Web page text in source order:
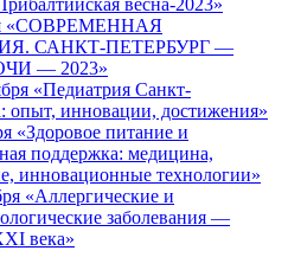
весна-2023»
«СОВРЕМЕННАЯ
САНКТ-ПЕТЕРБУРГ —
— 2023»
«Педиатрия Санкт-
опыт, инновации, достижения»
«Здоровое питание и
поддержка: медицина,
инновационные технологии»
«Аллергические и
заболевания —
века»